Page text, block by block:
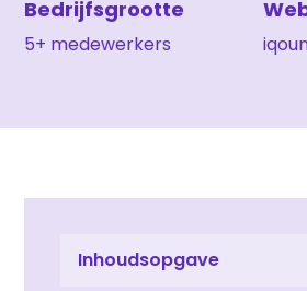
Bedrijfsgrootte
5+ medewerkers
Inhoudsopgave